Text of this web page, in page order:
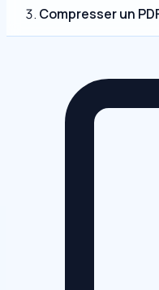
Compresser un